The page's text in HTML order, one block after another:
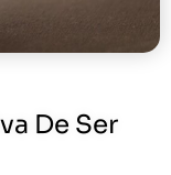
De Ser